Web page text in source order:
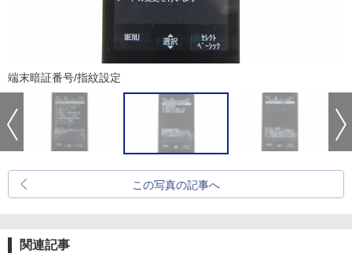
端末暗証番号/指紋設定
この写真の記事へ
関連記事